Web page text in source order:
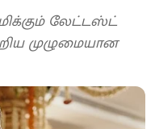
லேட்டஸ்ட்
முழுமையான